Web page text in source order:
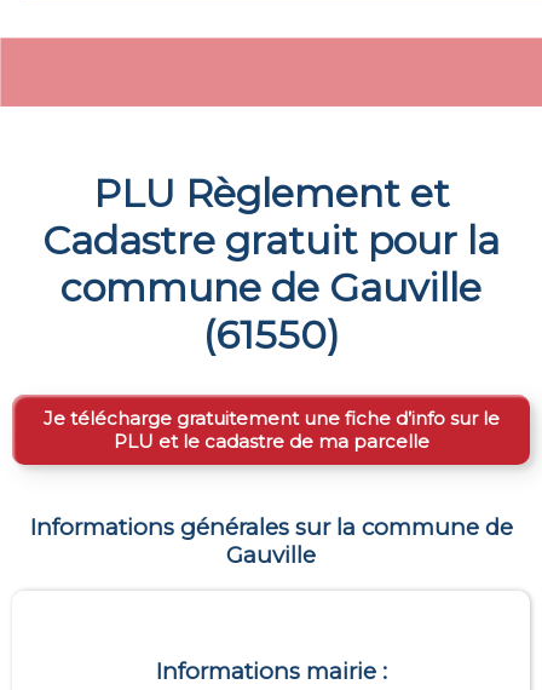
PLU Règlement et
Cadastre gratuit pour la
commune de Gauville
(61550)
Je télécharge gratuitement une fiche d’info sur le
PLU et le cadastre de ma parcelle
Informations générales sur la commune de
Gauville
Informations mairie :